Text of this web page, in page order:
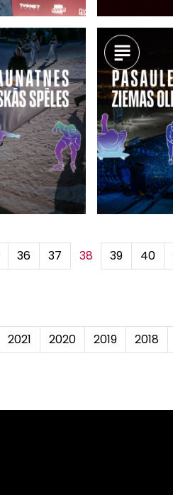
36 37 38 39 40
2021 2020 2019 2018